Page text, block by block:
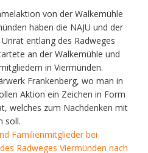
von der Walkemühle
haben die NAJU und der
entlang des Radweges
an der Walkemühle und
in Viermünden.
Frankenberg, wo man in
Aktion ein Zeichen in Form
welches zum Nachdenken mit
soll.